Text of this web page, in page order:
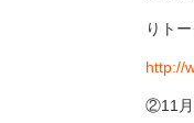
りトー
http://
②11